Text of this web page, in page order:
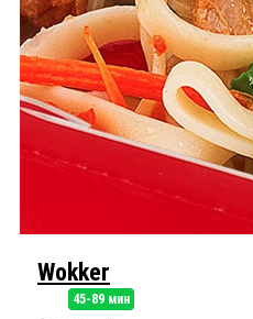
Wokker
45-89 мин